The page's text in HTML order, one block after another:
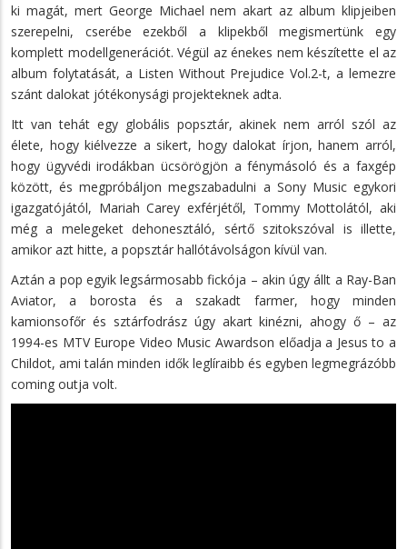
ki magát, mert George Michael nem akart az album klipjeiben
szerepelni, cserébe ezekből a klipekből megismertünk egy
komplett modellgenerációt. Végül az énekes nem készítette el az
album folytatását, a Listen Without Prejudice Vol.2-t, a lemezre
szánt dalokat jótékonysági projekteknek adta.
Itt van tehát egy globális popsztár, akinek nem arról szól az
élete, hogy kiélvezze a sikert, hogy dalokat írjon, hanem arról,
hogy ügyvédi irodákban ücsörögjön a fénymásoló és a faxgép
között, és megpróbáljon megszabadulni a Sony Music egykori
igazgatójától, Mariah Carey exférjétől, Tommy Mottolától, aki
még a melegeket dehonesztáló, sértő szitokszóval is illette,
amikor azt hitte, a popsztár hallótávolságon kívül van.
Aztán a pop egyik legsármosabb fickója – akin úgy állt a Ray-Ban
Aviator, a borosta és a szakadt farmer, hogy minden
kamionsofőr és sztárfodrász úgy akart kinézni, ahogy ő – az
1994-es MTV Europe Video Music Awardson előadja a Jesus to a
Childot, ami talán minden idők leglíraibb és egyben legmegrázóbb
coming outja volt.